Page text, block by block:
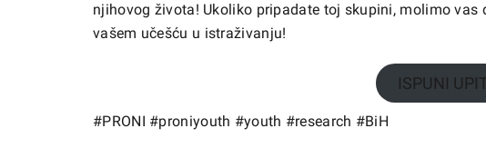
njihovog života! Ukoliko pripadate toj skupini, molimo
vašem učešću u istraživanju!
ISPUNI
#PRONI #proniyouth #youth #research #BiH